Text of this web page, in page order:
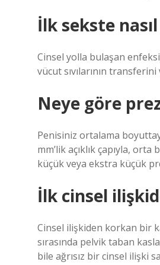
İlk sekste
Cinsel yolla bulaşan
vücut sıvılarının
Neye göre
Penisiniz ortalama
mm’lik açıklık çapıyla,
küçük veya ekstra küçük
İlk cinsel
Cinsel ilişkiden korkan bir
sırasında pelvik taban
bile ağrısız bir cinsel ilişki